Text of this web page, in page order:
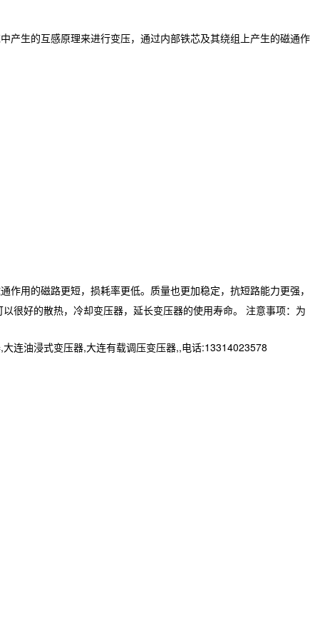
产生的互感原理来进行变压，通过内部铁芯及其绕组上产生的磁通作
用的磁路更短，损耗率更低。质量也更加稳定，抗短路能力更强，
很好的散热，冷却变压器，延长变压器的使用寿命。 注意事项：为
连油浸式变压器,大连有载调压变压器,,电话:13314023578